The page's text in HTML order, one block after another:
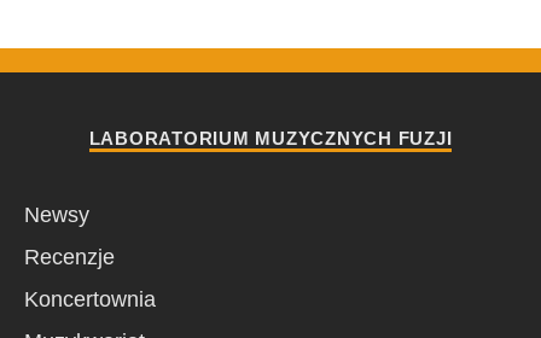
LABORATORIUM MUZYCZNYCH FUZJI
Newsy
Recenzje
Koncertownia